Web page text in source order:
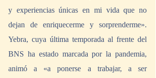
y experiencias únicas en mi vida que no
dejan de enriquecerme y sorprenderme».
Yebra, cuya última temporada al frente del
BNS ha estado marcada por la pandemia,
animó a «a ponerse a trabajar, a ser